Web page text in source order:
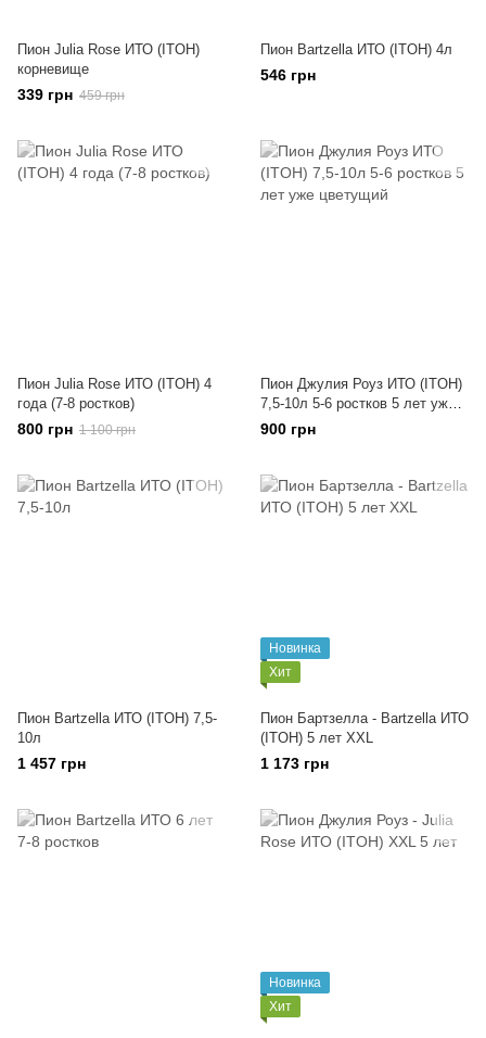
Пион Julia Rose ИТО (ITOH)
корневище
339 грн 459 грн
Пион Bartzella ИТО (ITOH) 4л
546 грн
Пион Julia Rose ИТО (ITOH) 4
года (7-8 ростков)
800 грн 1 100 грн
Пион Джулия Роуз ИТО (ITOH)
7,5-10л 5-6 ростков 5 лет уже
цветущий
900 грн
Пион Bartzella ИТО (ITOH) 7,5-
10л
1 457 грн
Новинка
Хит
Пион Бартзелла - Bartzella ИТО
(ITOH) 5 лет XXL
1 173 грн
Новинка
Хит